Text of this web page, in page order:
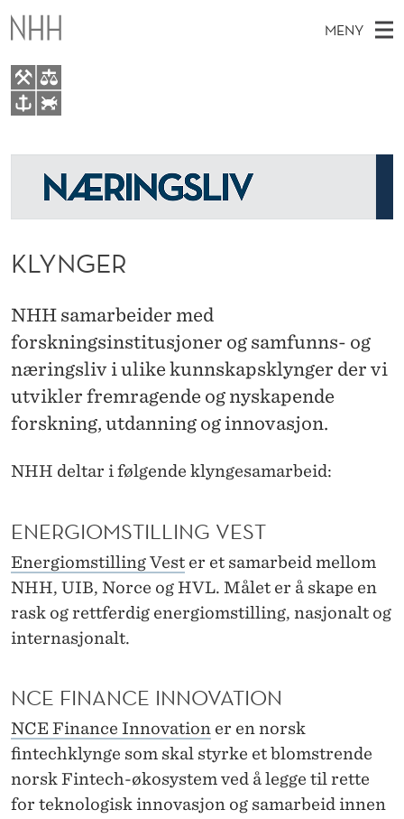
K
L
Y
N
G
R
MENY
O
M
N
Y
Ø
T
T
E
T
Bli partner
Samarbeid og partnere
KLYNGER
NHH samarbeider med
forskningsinstitusjoner og samfunns- og
næringsliv i ulike kunnskapsklynger der vi
utvikler fremragende og nyskapende
forskning, utdanning og innovasjon.
NHH deltar i følgende klyngesamarbeid:
ENERGIOMSTILLING VEST
Energiomstilling Vest er et samarbeid mellom
NHH, UIB, Norce og HVL. Målet er å skape en
rask og rettferdig energiomstilling, nasjonalt og
internasjonalt.
NCE FINANCE INNOVATION
NCE Finance Innovation er en norsk
fintechklynge som skal styrke et blomstrende
norsk Fintech-økosystem ved å legge til rette
for teknologisk innovasjon og samarbeid innen